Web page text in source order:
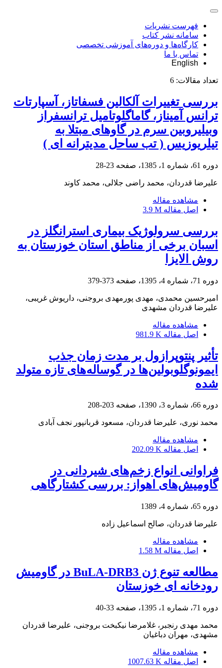
فهرست نشریات
سامانه نشر کتاب
کارگاه‌ها و دوره‌های آموزشی تخصصی
تماس با ما
English
تعداد مقالات: 6
بررسی تغییرات آلکالین فسفاتاز، آسپارتات
ترانس آمیناز، گاماگلوتامیل ترانسفراز
وبیلیروبین سرم در گاوهای مبتلا به
تیلریوزیس ( تب ساحل مدیترانه ای )
دوره 61، شماره 1، 1385، صفحه 23-28
علیرضا قدردان، محمد راضی جلالی، محمد کاوند
مشاهده مقاله
اصل مقاله 3.9 M
بررسی سرولوژیک بیماری استرانگلز در
اسبان برخی از مناطق استان خوزستان به
روش الایزا
دوره 71، شماره 4، 1395، صفحه 373-379
امیرحسین محمدی، مهدی پورمهدی بروجنی، داریوش غریبی،
علیرضا قدردان مشهدی
مشاهده مقاله
اصل مقاله 981.9 K
تأثیر پنتوپرازول بر مدت زمان جذب
ایمونوگلوبولین‌ها در گوساله‌های تازه متولد
شده
دوره 66، شماره 3، 1390، صفحه 203-208
محمد نوری، علیرضا قدردان، مسعود قربانپور نجف آبادی
مشاهده مقاله
اصل مقاله 202.09 K
فراوانی انواع زخم‌های شیردانی در
گاومیش‌های اهواز: بررسی کشتارگاهی
دوره 65، شماره 4، 1389
علیرضا قدردان، صالح اسماعیل زاده
مشاهده مقاله
اصل مقاله 1.58 M
مطالعه تنوع ژن BuLA-DRB3 در گاومیش
رودخانه ای خوزستان
دوره 71، شماره 1، 1395، صفحه 33-40
محمد مهدی رنجبر، غلامرضا نیکبخت بروجنی، علیرضا قدردان
مشهدی، مهران دباغیان
مشاهده مقاله
اصل مقاله 1007.63 K